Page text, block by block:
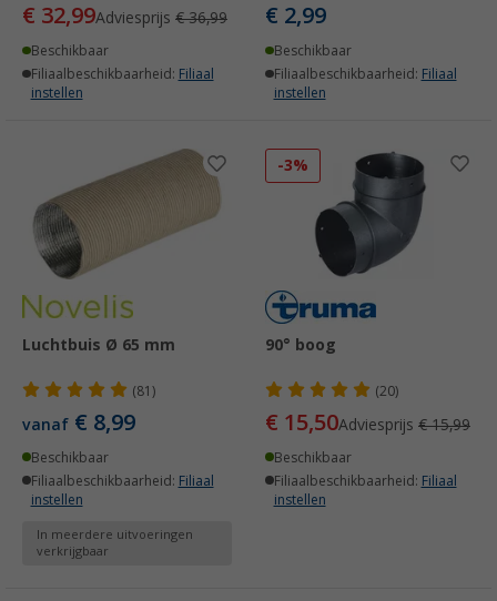
€ 32,99Adviesprijs € 36,99
Beschikbaar
Filiaalbeschikbaarheid: Filiaal
instellen
€ 2,99
Beschikbaar
Filiaalbeschikbaarheid: Filiaal
instellen
Luchtbuis Ø 65 mm
(81)
vanaf € 8,99
Beschikbaar
Filiaalbeschikbaarheid: Filiaal
instellen
In meerdere uitvoeringen
verkrijgbaar
-3%
90° boog
(20)
€ 15,50Adviesprijs € 15,99
Beschikbaar
Filiaalbeschikbaarheid: Filiaal
instellen